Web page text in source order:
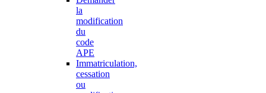
la
modification
du
code
APE
Immatriculation,
cessation
ou